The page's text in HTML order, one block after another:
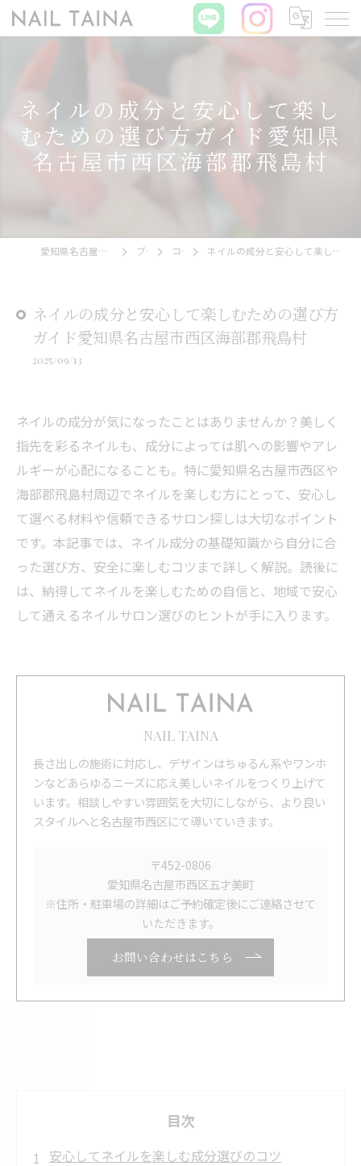
ネイルの成分と安心して楽し
むための選び方ガイド愛知県
名古屋市西区海部郡飛島村
愛知県名古屋市西区のネイルならNAIL TAINA ブログ コラム ネイルの成分と安心して楽しむための選び方ガイド愛知県名古屋市西区海部郡飛島村
ネイルの成分と安心して楽しむための選び方
ガイド愛知県名古屋市西区海部郡飛島村
2025/09/13
ネイルの成分が気になったことはありませんか？美しく
指先を彩るネイルも、成分によっては肌への影響やアレ
ルギーが心配になることも。特に愛知県名古屋市西区や
海部郡飛島村周辺でネイルを楽しむ方にとって、安心し
て選べる材料や信頼できるサロン探しは大切なポイント
です。本記事では、ネイル成分の基礎知識から自分に合
った選び方、安全に楽しむコツまで詳しく解説。読後に
は、納得してネイルを楽しむための自信と、地域で安心
して通えるネイルサロン選びのヒントが手に入ります。
NAIL TAINA
長さ出しの施術に対応し、デザインはちゅるん系やワンホ
ンなどあらゆるニーズに応え美しいネイルをつくり上げて
います。相談しやすい雰囲気を大切にしながら、より良い
スタイルへと名古屋市西区にて導いていきます。
〒452-0806
愛知県名古屋市西区五才美町
※住所・駐車場の詳細はご予約確定後にご連絡させて
いただきます。
お問い合わせはこちら
目次
安心してネイルを楽しむ成分選びのコツ